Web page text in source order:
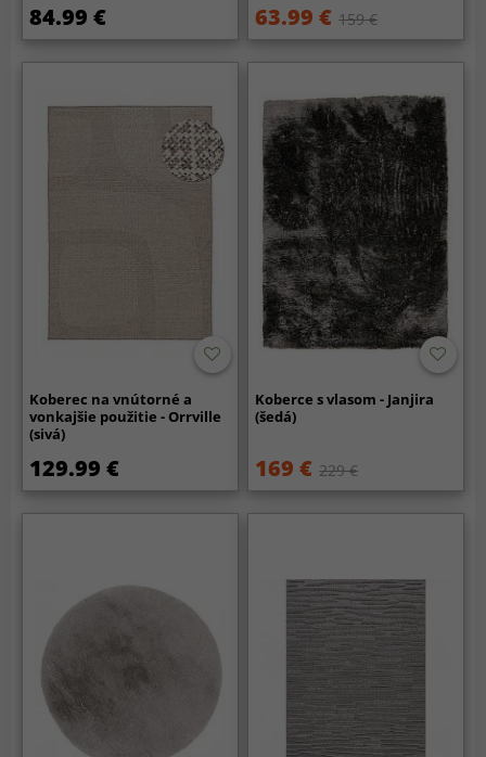
84.99 € 63.99 € 159 €
Koberec na vnútorné a
vonkajšie použitie - Orrville
(sivá)
129.99 €
Koberce s vlasom - Janjira
(šedá)
169 € 229 €